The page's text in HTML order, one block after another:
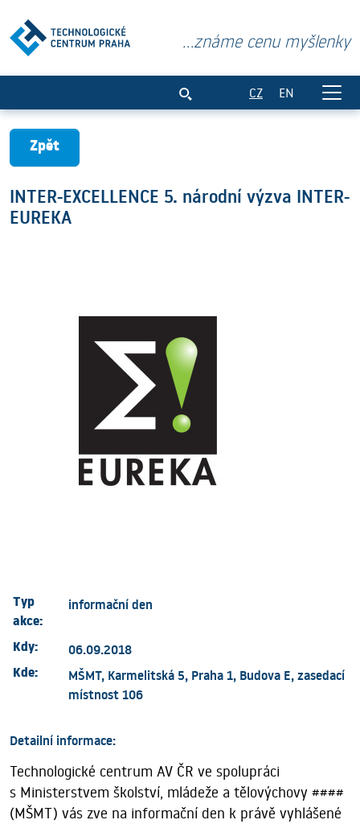
...známe cenu myšlenky
CZ EN
Zpět
INTER-EXCELLENCE 5. národní výzva INTER-
EUREKA
Typ
akce:
informační den
Kdy: 06.09.2018
Kde:
MŠMT, Karmelitská 5, Praha 1, Budova E, zasedací
místnost 106
Detailní informace:
Technologické centrum AV ČR ve spolupráci
s Ministerstvem školství, mládeže a tělovýchovy ####
(MŠMT) vás zve na informační den k právě vyhlášené